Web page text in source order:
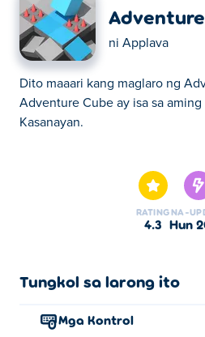
ni Applava
Dito maaari kang maglaro ng
Adventure Cube ay isa sa
Kasanayan.
RATING
4.3
NA-
Hun
Tungkol sa larong ito
Mga Kontrol